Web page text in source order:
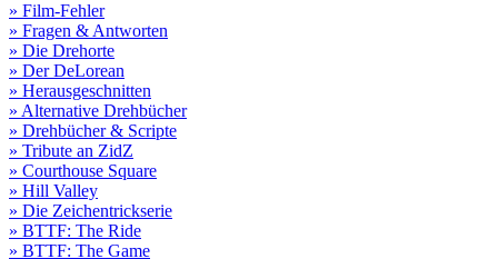
» Film-Fehler
» Fragen & Antworten
» Die Drehorte
» Der DeLorean
» Herausgeschnitten
» Alternative Drehbücher
» Drehbücher & Scripte
» Tribute an ZidZ
» Courthouse Square
» Hill Valley
» Die Zeichentrickserie
» BTTF: The Ride
» BTTF: The Game